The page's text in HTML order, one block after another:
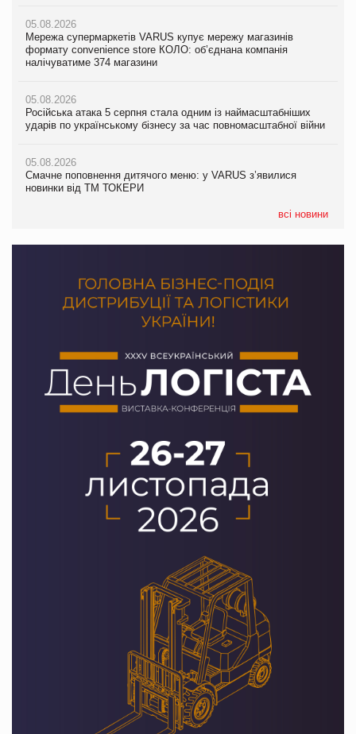
05.08.2026
Мережа супермаркетів VARUS купує мережу магазинів
формату convenience store КОЛО: об’єднана компанія
налічуватиме 374 магазини
05.08.2026
Російська атака 5 серпня стала одним із наймасштабніших
ударів по українському бізнесу за час повномасштабної війни
05.08.2026
Смачне поповнення дитячого меню: у VARUS з’явилися
новинки від ТМ ТОКЕРИ
всі новини
05.08.2026
Смачне поповнення дитячого меню: у VARUS з’явилися
новинки від ТМ ТОКЕРИ
05.08.2026
Сергій Лісунов про заморожені хлібобулочні вироби на
PrivateLabel&FMCG Master 2026
04.08.2026
Через атаку РФ у Дніпрі пошкоджено склад шоколаду
Millennium
05.08.2026
Adidas витратила понад $1 млрд на маркетинг за квартал
продуктів